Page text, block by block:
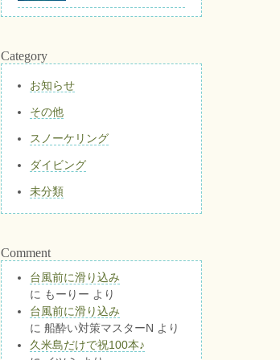
Category
お知らせ
その他
スノーケリング
ダイビング
未分類
Comment
台風前に滑り込み
に もーりー より
台風前に滑り込み
に 船酔い対策マスターN より
久米島だけで祝100本♪